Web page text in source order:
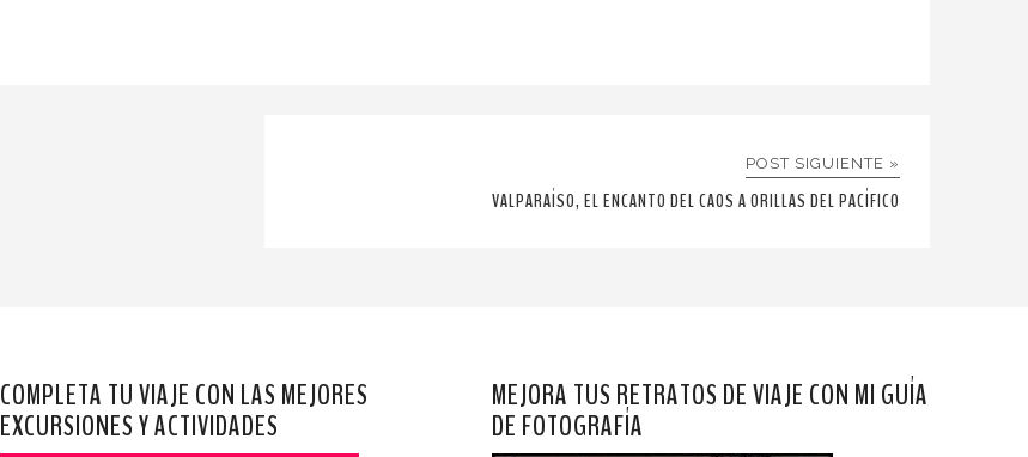
POST SIGUIENTE »
VALPARAÍSO, EL ENCANTO DEL CAOS A ORILLAS DEL PACÍFICO
COMPLETA TU VIAJE CON LAS MEJORES
EXCURSIONES Y ACTIVIDADES
MEJORA TUS RETRATOS DE VIAJE CON MI GUÍA
DE FOTOGRAFÍA